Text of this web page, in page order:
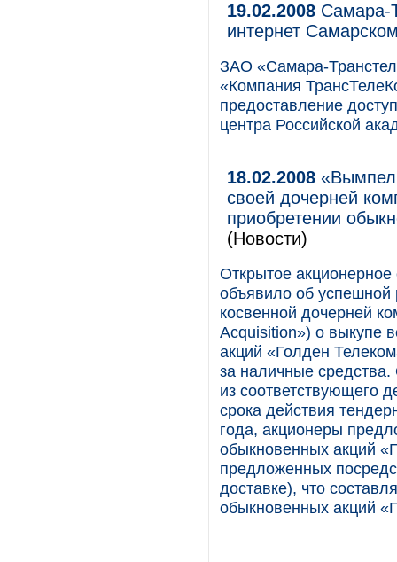
19.02.2008 Самара-
интернет
ЗАО «Самара-
«Компания
предоставление
центра Российской
18.02.2008
своей дочерней
приобретении
(Новости)
Открытое
объявило об успешной
косвенной дочерней
Acquisition») о выкупе
акций «Голден
за наличные
из соответствующего
срока действия
года, акционеры
обыкновенных акций
предложенных
доставке), что
обыкновенных акций